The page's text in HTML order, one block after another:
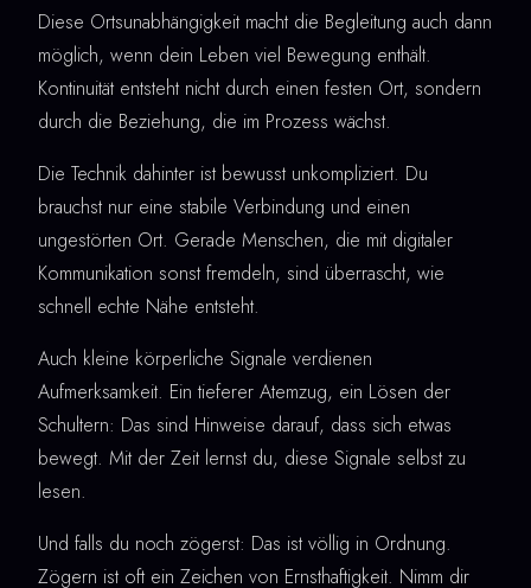
Diese Ortsunabhängigkeit macht die Begleitung auch dann
möglich, wenn dein Leben viel Bewegung enthält.
Kontinuität entsteht nicht durch einen festen Ort, sondern
durch die Beziehung, die im Prozess wächst.
Die Technik dahinter ist bewusst unkompliziert. Du
brauchst nur eine stabile Verbindung und einen
ungestörten Ort. Gerade Menschen, die mit digitaler
Kommunikation sonst fremdeln, sind überrascht, wie
schnell echte Nähe entsteht.
Auch kleine körperliche Signale verdienen
Aufmerksamkeit. Ein tieferer Atemzug, ein Lösen der
Schultern: Das sind Hinweise darauf, dass sich etwas
bewegt. Mit der Zeit lernst du, diese Signale selbst zu
lesen.
Und falls du noch zögerst: Das ist völlig in Ordnung.
Zögern ist oft ein Zeichen von Ernsthaftigkeit. Nimm dir